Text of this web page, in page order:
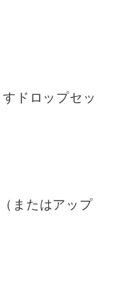
ドロップセッ
またはアップ